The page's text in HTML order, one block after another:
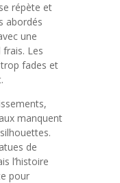
répète et
abordés
une
Les
fades et
manquent
de
l’histoire
pour